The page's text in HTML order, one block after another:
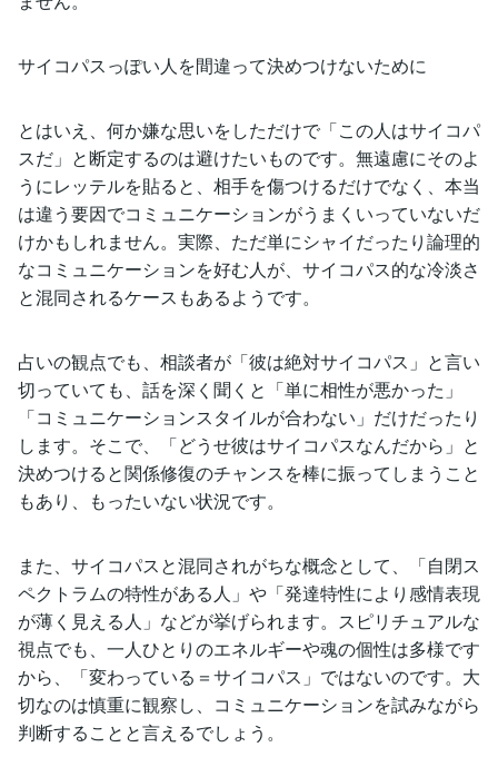
サイコパスっぽい人を間違って決めつけないために
とはいえ、何か嫌な思いをしただけで「この人はサイコパ
スだ」と断定するのは避けたいものです。無遠慮にそのよ
うにレッテルを貼ると、相手を傷つけるだけでなく、本当
は違う要因でコミュニケーションがうまくいっていないだ
けかもしれません。実際、ただ単にシャイだったり論理的
なコミュニケーションを好む人が、サイコパス的な冷淡さ
と混同されるケースもあるようです。
占いの観点でも、相談者が「彼は絶対サイコパス」と言い
切っていても、話を深く聞くと「単に相性が悪かった」
「コミュニケーションスタイルが合わない」だけだったり
します。そこで、「どうせ彼はサイコパスなんだから」と
決めつけると関係修復のチャンスを棒に振ってしまうこと
もあり、もったいない状況です。
また、サイコパスと混同されがちな概念として、「自閉ス
ペクトラムの特性がある人」や「発達特性により感情表現
が薄く見える人」などが挙げられます。スピリチュアルな
視点でも、一人ひとりのエネルギーや魂の個性は多様です
から、「変わっている＝サイコパス」ではないのです。大
切なのは慎重に観察し、コミュニケーションを試みながら
判断することと言えるでしょう。